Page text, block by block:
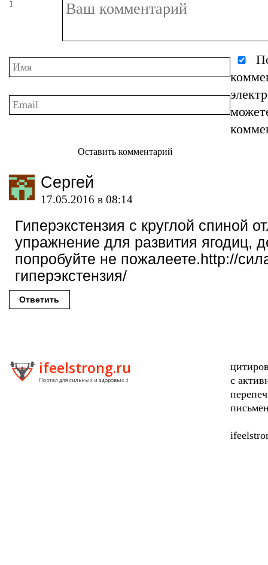
1
Оставить комментарий
Cергей
17.05.2016 в 08:14
Гиперэкстензия с круглой спиной
упражнение для развития ягодиц,
попробуйте не пожалеете.http://
гиперэкстензия/
Ответить
ifeelstrong.ru
Портал для сильных и здоровых ;)
с